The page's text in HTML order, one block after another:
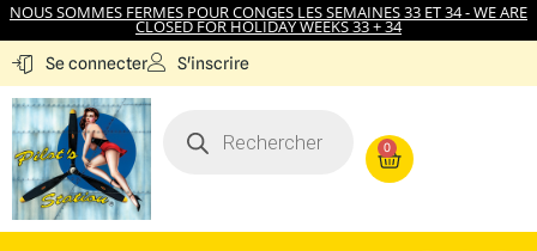
NOUS SOMMES FERMES POUR CONGES LES SEMAINES 33 ET 34 - WE ARE
CLOSED FOR HOLIDAY WEEKS 33 + 34
Se connecter S'inscrire
0